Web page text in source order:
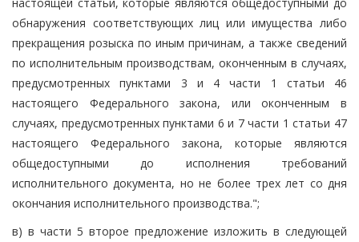
обнаружения соответствующих лиц или имущества либо
прекращения розыска по иным причинам, а также сведений
по исполнительным производствам, оконченным в случаях,
предусмотренных пунктами 3 и 4 части 1 статьи 46
настоящего Федерального закона, или оконченным в
случаях, предусмотренных пунктами 6 и 7 части 1 статьи 47
настоящего Федерального закона, которые являются
общедоступными до исполнения требований
исполнительного документа, но не более трех лет со дня
окончания исполнительного производства.";
в) в части 5 второе предложение изложить в следующей